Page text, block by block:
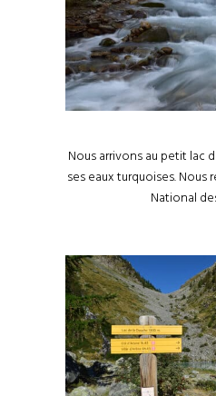
Nous arrivons au petit lac
ses eaux turquoises. Nous
National